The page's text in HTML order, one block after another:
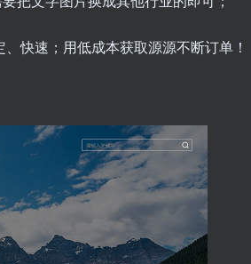
快速；用低成本获取源源不断订单！